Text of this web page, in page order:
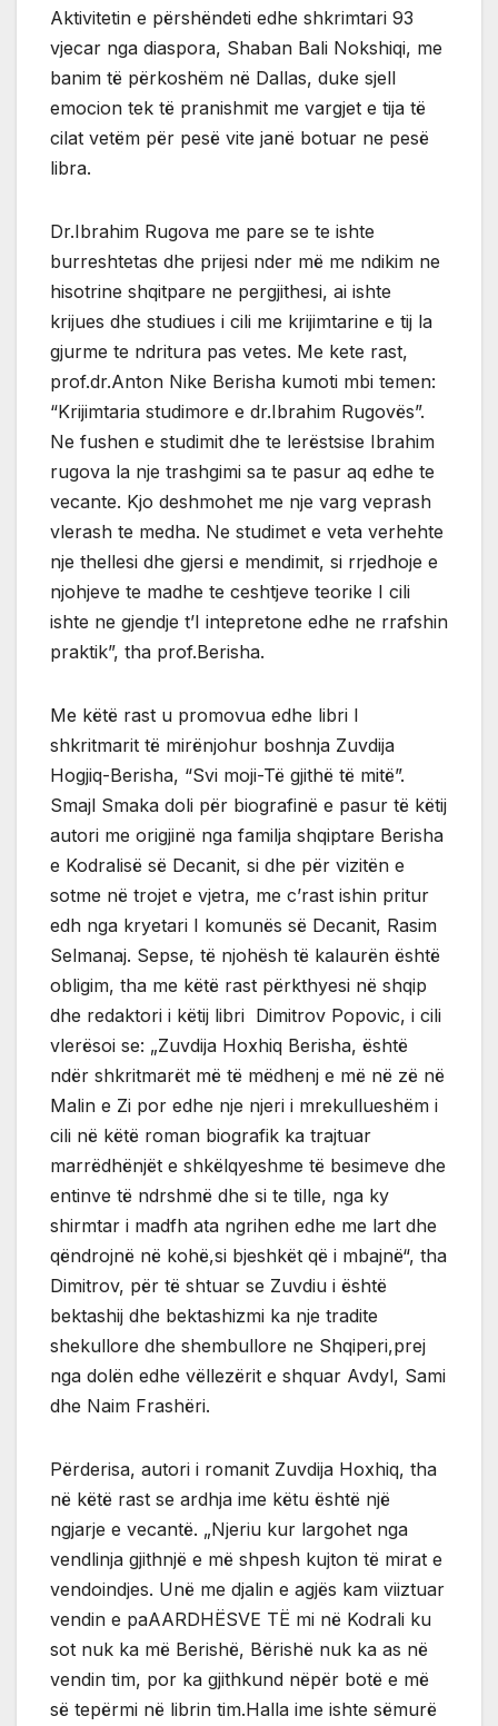
Aktivitetin e përshëndeti edhe shkrimtari 93
vjecar nga diaspora, Shaban Bali Nokshiqi, me
banim të përkoshëm në Dallas, duke sjell
emocion tek të pranishmit me vargjet e tija të
cilat vetëm për pesë vite janë botuar ne pesë
libra.
Dr.Ibrahim Rugova me pare se te ishte
burreshtetas dhe prijesi nder më me ndikim ne
hisotrine shqitpare ne pergjithesi, ai ishte
krijues dhe studiues i cili me krijimtarine e tij la
gjurme te ndritura pas vetes. Me kete rast,
prof.dr.Anton Nike Berisha kumoti mbi temen:
“Krijimtaria studimore e dr.Ibrahim Rugovës”.
Ne fushen e studimit dhe te lerëstsise Ibrahim
rugova la nje trashgimi sa te pasur aq edhe te
vecante. Kjo deshmohet me nje varg veprash
vlerash te medha. Ne studimet e veta verhehte
nje thellesi dhe gjersi e mendimit, si rrjedhoje e
njohjeve te madhe te ceshtjeve teorike I cili
ishte ne gjendje t’I intepretone edhe ne rrafshin
praktik”, tha prof.Berisha.
Me këtë rast u promovua edhe libri I
shkritmarit të mirënjohur boshnja Zuvdija
Hogjiq-Berisha, “Svi moji-Të gjithë të mitë”.
Smajl Smaka doli për biografinë e pasur të këtij
autori me origjinë nga familja shqiptare Berisha
e Kodralisë së Decanit, si dhe për vizitën e
sotme në trojet e vjetra, me c’rast ishin pritur
edh nga kryetari I komunës së Decanit, Rasim
Selmanaj. Sepse, të njohësh të kalaurën është
obligim, tha me këtë rast përkthyesi në shqip
dhe redaktori i këtij libri Dimitrov Popovic, i cili
vlerësoi se: „Zuvdija Hoxhiq Berisha, është
ndër shkritmarët më të mëdhenj e më në zë në
Malin e Zi por edhe nje njeri i mrekullueshëm i
cili në këtë roman biografik ka trajtuar
marrëdhënjët e shkëlqyeshme të besimeve dhe
entinve të ndrshmë dhe si te tille, nga ky
shirmtar i madfh ata ngrihen edhe me lart dhe
qëndrojnë në kohë,si bjeshkët që i mbajnë“, tha
Dimitrov, për të shtuar se Zuvdiu i është
bektashij dhe bektashizmi ka nje tradite
shekullore dhe shembullore ne Shqiperi,prej
nga dolën edhe vëllezërit e shquar Avdyl, Sami
dhe Naim Frashëri.
Përderisa, autori i romanit Zuvdija Hoxhiq, tha
në këtë rast se ardhja ime këtu është një
ngjarje e vecantë. „Njeriu kur largohet nga
vendlinja gjithnjë e më shpesh kujton të mirat e
vendoindjes. Unë me djalin e agjës kam viiztuar
vendin e paAARDHËSVE TË mi në Kodrali ku
sot nuk ka më Berishë, Bërishë nuk ka as në
vendin tim, por ka gjithkund nëpër botë e më
së tepërmi në librin tim.Halla ime ishte sëmurë